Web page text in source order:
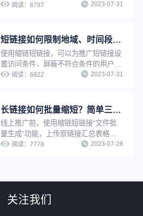
人违规受到封禁牵连，大大降低链接打
信任度，强化企业品牌知名度与影响
力。
阅读：8787 2023-07-31
短链接如何限制地域、时间段访问？简单三步，满足个性化推广需求
使用缩链短链接，可以为推广短链接设
置访问条件，屏蔽不符合条件的用户访
问，只有符合访问条件的用户才可以访
段、限制访问地域、限制访问设备、限
制访问环境等。
阅读：6822 2023-07-31
长链接如何批量缩短？简单三步，帮你快速提升工作效率！
线上推广前，使用缩链短链接“文件批
量生成”功能，上传原链接汇总表格，
即可将长链接一键批量转换成短链接，
阅读：7778 2023-07-28
关注我们